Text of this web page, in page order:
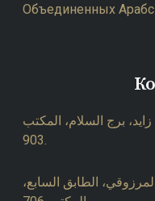
Объединенных
برج السلام، المكتب
الطابق السابع،